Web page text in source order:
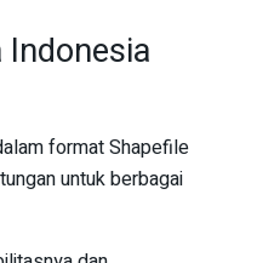
format Shapefile
untuk berbagai